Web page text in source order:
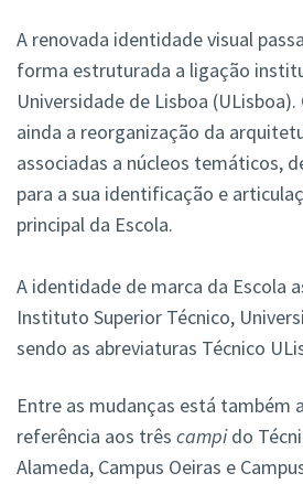
A renovada identidade visual
forma estruturada a ligação
Universidade de Lisboa (ULisboa).
ainda a reorganização da
associadas a núcleos temáticos,
para a sua identificação e
principal da Escola.
A identidade de marca da Escola
Instituto Superior Técnico,
sendo as abreviaturas Técnico
Entre as mudanças está também
referência aos três campido
Alameda, Campus Oeiras e